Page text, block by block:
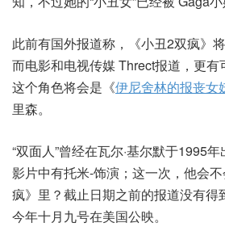
此前有国外报道称，《小丑2双疯》
而电影和电视传媒 Threct报道，更有
这个角色将会是《伊尼舍林的报丧女
里森。
“双面人”曾经在瓦尔·基尔默于1995
影片中有托米-饰演；这一次，他会
疯》里？截止日期之前的报道没有得
今年十月九号在美国公映。